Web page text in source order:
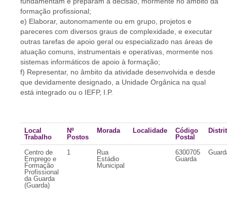
formação profissional;
e) Elaborar, autonomamente ou em grupo, projetos e
pareceres com diversos graus de complexidade, e executar
outras tarefas de apoio geral ou especializado nas áreas de
atuação comuns, instrumentais e operativas, mormente nos
sistemas informáticos de apoio à formação;
f) Representar, no âmbito da atividade desenvolvida e desde
que devidamente designado, a Unidade Orgânica na qual
está integrado ou o IEFP, I.P.
Local
Trabalho
Nº
Postos
Morada Localidade
Código
Postal
Centro de
Emprego e
Formação
Profissional
da Guarda
(Guarda)
1
Rua
Estádio
Municipal
6300705
Guarda